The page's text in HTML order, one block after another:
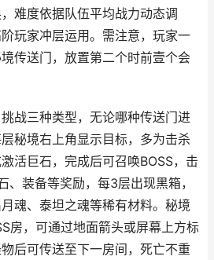
难度依据队伍平均战力动态调
玩家冲层运用。需注意，玩家一
传送门，放置第二个时前壹个会
战三种类型，无论哪种传送门进
秘境右上角显示目标，多为击杀
活巨石，完成后可召唤BOSS，击
、装备等奖励，每3层出现黑箱，
魂、泰坦之魂等稀有材料。秘境
房，可通过地面箭头或屏幕上方标
后可传送至下一房间，死亡不重